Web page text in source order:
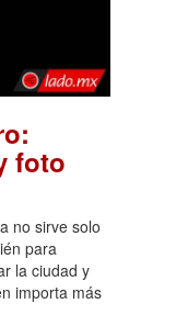
foto
no sirve solo
para
la ciudad y
importa más